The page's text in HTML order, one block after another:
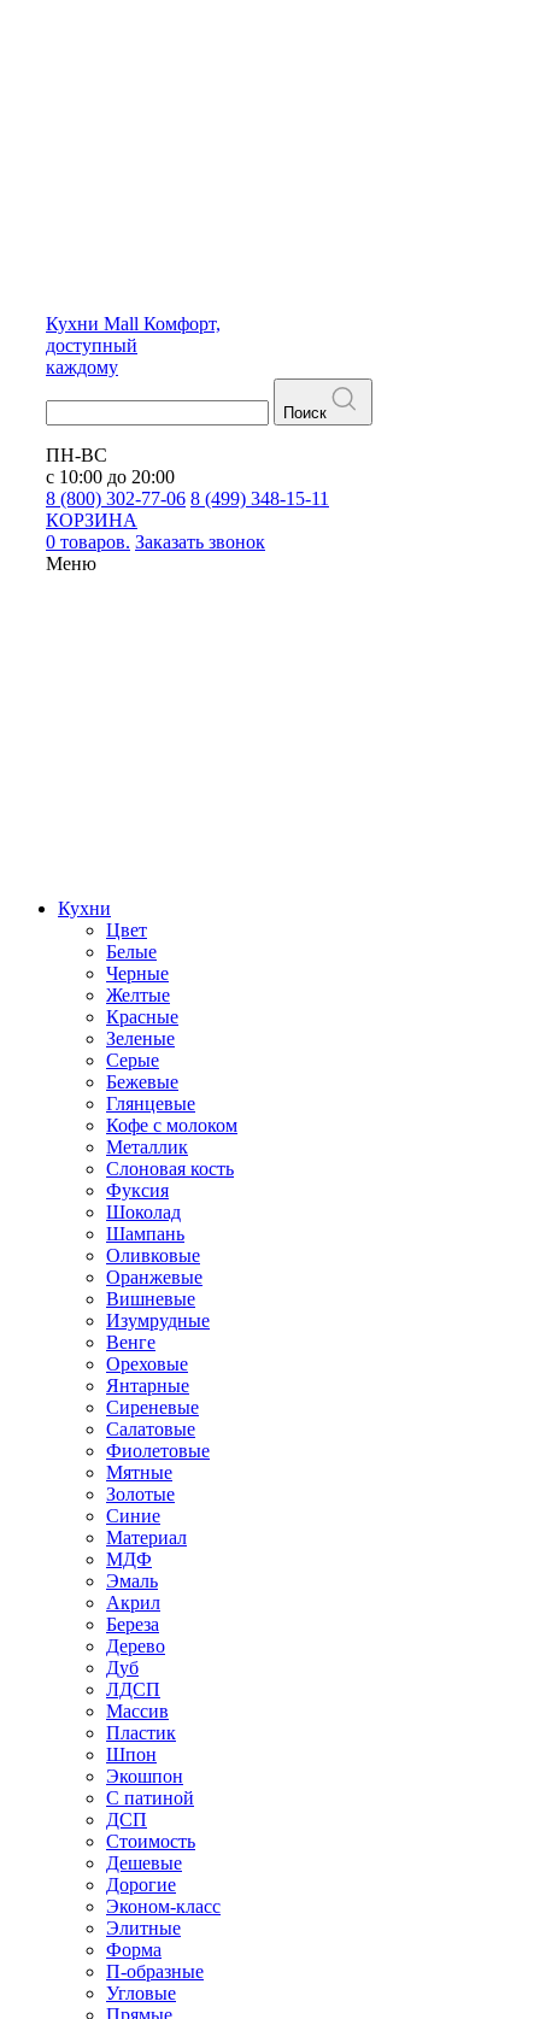
Кухни Mall Комфорт,
доступный
каждому
Поиск
ПН-ВС
с 10:00 до 20:00
8 (800) 302-77-06 8 (499) 348-15-11
КОРЗИНА
0 товаров. Заказать звонок
Меню
Кухни
Цвет
Белые
Черные
Желтые
Красные
Зеленые
Серые
Бежевые
Глянцевые
Кофе с молоком
Металлик
Слоновая кость
Фуксия
Шоколад
Шампань
Оливковые
Оранжевые
Вишневые
Изумрудные
Венге
Ореховые
Янтарные
Сиреневые
Салатовые
Фиолетовые
Мятные
Золотые
Синие
Материал
МДФ
Эмаль
Акрил
Береза
Дерево
Дуб
ЛДСП
Массив
Пластик
Шпон
Экошпон
С патиной
ДСП
Стоимость
Дешевые
Дорогие
Эконом-класс
Элитные
Форма
П-образные
Угловые
Прямые